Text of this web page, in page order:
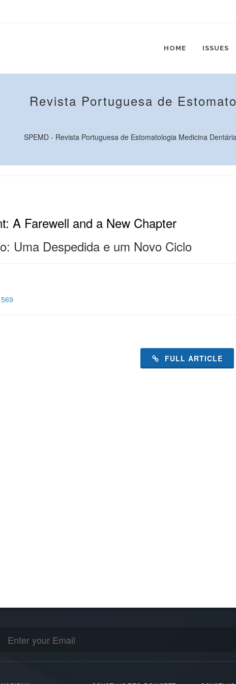
HOME ISSUES
Revista Portuguesa de
SPEMD - Revista Portuguesa de Estomatologia Medicina
A Farewell and a New Chapter
Uma Despedida e um Novo Ciclo
FULL ARTICLE